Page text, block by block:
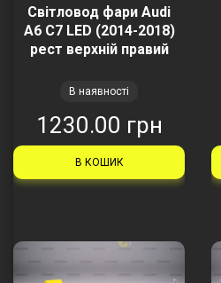
Світловод фари Audi
A6 C7 LED (2014-2018)
рест верхній правий
В наявності
1230.00 грн
В КОШИК